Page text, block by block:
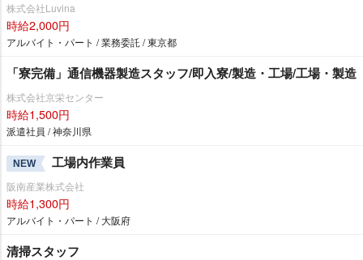
株式会社Luvina
時給2,000円
アルバイト・パート / 業務委託 / 東京都
「寮完備」通信機器製造スタッフ/即入寮/製造・工場/工場・製造
株式会社京栄センター
時給1,500円
派遣社員 / 神奈川県
NEW 工場内作業員
阪南産業株式会社
時給1,300円
アルバイト・パート / 大阪府
清掃スタッフ